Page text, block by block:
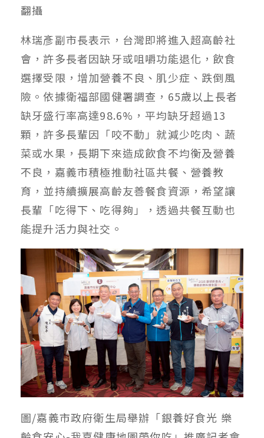
翻攝
林瑞彥副市長表示，台灣即將進入超高齡社
會，許多長者因缺牙或咀嚼功能退化，飲食
選擇受限，增加營養不良、肌少症、跌倒風
險。依據衛福部國健署調查，65歲以上長者
缺牙盛行率高達98.6%，平均缺牙超過13
顆，許多長輩因「咬不動」就減少吃肉、蔬
菜或水果，長期下來造成飲食不均衡及營養
不良，嘉義市積極推動社區共餐、營養教
育，並持續擴展高齡友善餐食資源，希望讓
長輩「吃得下、吃得夠」，透過共餐互動也
能提升活力與社交。
圖/嘉義市政府衛生局舉辦「銀養好食光 樂